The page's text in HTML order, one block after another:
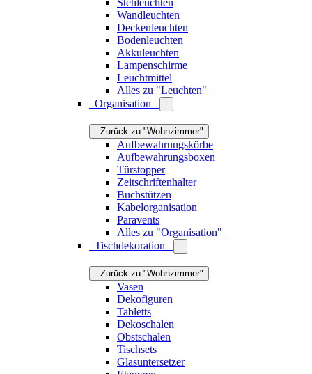
Poster
Bilderrahmen
Wandspiegel
Standspiegel
Mobiles
Wanduhren
Wandobjekte
Wandteppiche
Alles zu "Wanddekoration"
Zurück zu "Wohnzimmer"
Weihnachtsfiguren
Christbaumschmuck
Adventskalender
Adventskränze
Kerzenständer
Teelichthalter
Kerzen
Windlichter
Nussknacker
Alles zu "Weihnachtsdekoration"
Kerzen & Kerzenhalter
Zurück zu "Wohnzimmer"
Windlichter
Kerzenständer
Teelichthalter